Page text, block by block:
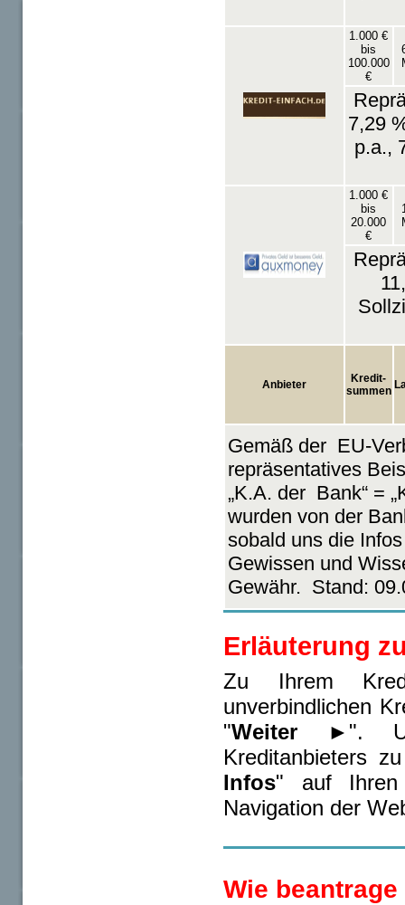
1.000 €
bis
100.000
€
7,29
p.a.,
1.000 €
bis
20.000
€
Anbieter
Kredit-
summen
Gemäß der EU-
repräsentatives
„K.A. der Bank“ =
wurden von der
sobald uns die
Gewissen und
Gewähr. Stand:
Erläuterung
Zu Ihrem
unverbindlichen
"Weiter ► ".
Kreditanbieters
Infos" auf Ihren
Navigation der
Wie